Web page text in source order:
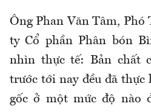
Ông Phan Văn Tâm, Phó
ty Cổ phần Phân bón
nhìn thực tế: Bản chất
trước tới nay đều đã thực
gốc ở một mức độ nào